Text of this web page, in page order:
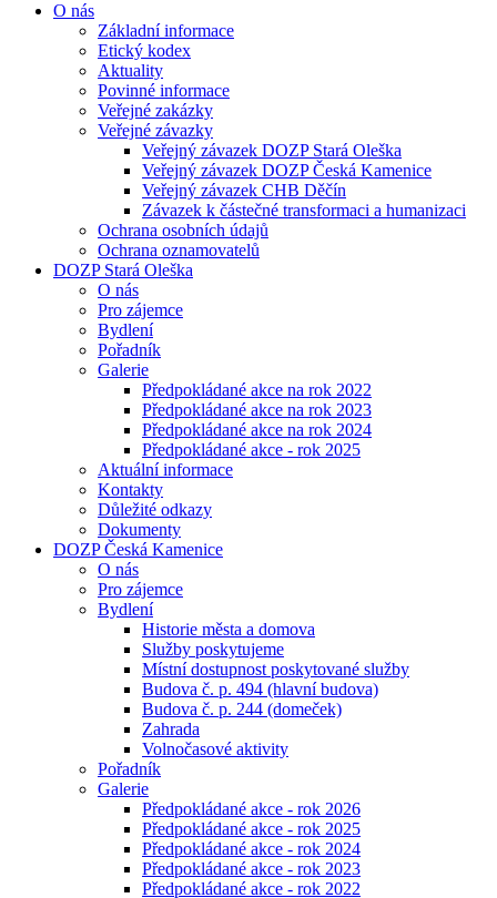
O nás
Základní informace
Etický kodex
Aktuality
Povinné informace
Veřejné zakázky
Veřejné závazky
Veřejný závazek DOZP Stará Oleška
Veřejný závazek DOZP Česká Kamenice
Veřejný závazek CHB Děčín
Závazek k částečné transformaci a humanizaci
Ochrana osobních údajů
Ochrana oznamovatelů
DOZP Stará Oleška
O nás
Pro zájemce
Bydlení
Pořadník
Galerie
Předpokládané akce na rok 2022
Předpokládané akce na rok 2023
Předpokládané akce na rok 2024
Předpokládané akce - rok 2025
Aktuální informace
Kontakty
Důležité odkazy
Dokumenty
DOZP Česká Kamenice
O nás
Pro zájemce
Bydlení
Historie města a domova
Služby poskytujeme
Místní dostupnost poskytované služby
Budova č. p. 494 (hlavní budova)
Budova č. p. 244 (domeček)
Zahrada
Volnočasové aktivity
Pořadník
Galerie
Předpokládané akce - rok 2026
Předpokládané akce - rok 2025
Předpokládané akce - rok 2024
Předpokládané akce - rok 2023
Předpokládané akce - rok 2022